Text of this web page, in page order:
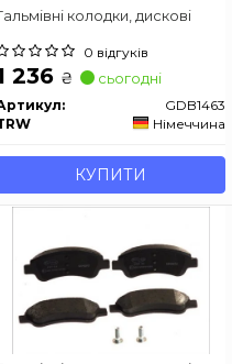
колодки, дискові
0 відгуків
236 ₴ сьогодні
GDB1463
Німеччина
КУПИТИ